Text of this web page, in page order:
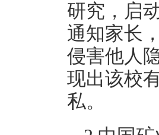
研究，启
通知家长
侵害他人
现出该校
私。